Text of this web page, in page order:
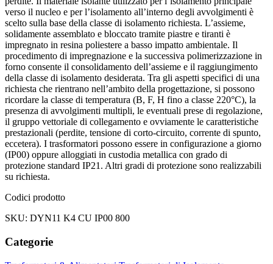
verso il nucleo e per l’isolamento all’interno degli avvolgimenti è
scelto sulla base della classe di isolamento richiesta. L’assieme,
solidamente assemblato e bloccato tramite piastre e tiranti è
impregnato in resina poliestere a basso impatto ambientale. Il
procedimento di impregnazione e la successiva polimerizzazione in
forno consente il consolidamento dell’assieme e il raggiungimento
della classe di isolamento desiderata. Tra gli aspetti specifici di una
richiesta che rientrano nell’ambito della progettazione, si possono
ricordare la classe di temperatura (B, F, H fino a classe 220°C), la
presenza di avvolgimenti multipli, le eventuali prese di regolazione,
il gruppo vettoriale di collegamento e ovviamente le caratteristiche
prestazionali (perdite, tensione di corto-circuito, corrente di spunto,
eccetera). I trasformatori possono essere in configurazione a giorno
(IP00) oppure alloggiati in custodia metallica con grado di
protezione standard IP21. Altri gradi di protezione sono realizzabili
su richiesta.
Codici prodotto
SKU: DYN11 K4 CU IP00 800
Categorie